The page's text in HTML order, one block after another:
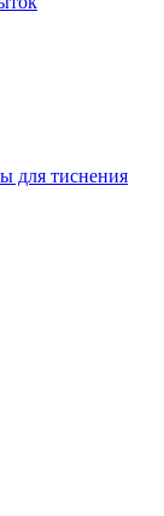
для тиснения